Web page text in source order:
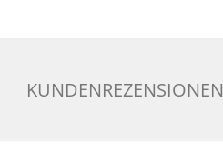
KUNDENREZENSIONEN